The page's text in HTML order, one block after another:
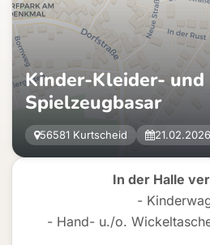
In der Halle
-
- Hand- u./o.
Kinder-Kleider- und
Spielzeugbasar
56581 Kurtscheid 21.02.2026